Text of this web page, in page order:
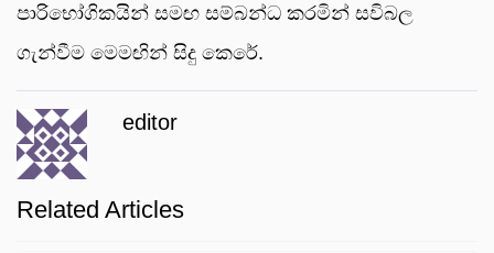
පාරිභෝගිකයින් සමඟ සම්බන්ධ කරමින් සවිබල
ගැන්වීම මෙමඟින් සිදු කෙරේ.
editor
Related Articles